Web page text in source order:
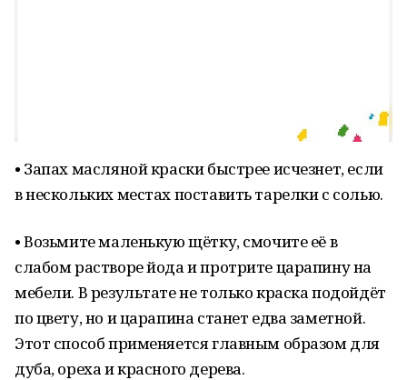
• Запах масляной краски быстрее исчезнет, если
в нескольких местах поставить тарелки с солью.
• Возьмите маленькую щётку, смочите её в
слабом растворе йода и протрите царапину на
мебели. В результате не только краска подойдёт
по цвету, но и царапина станет едва заметной.
Этот способ применяется главным образом для
дуба, ореха и красного дерева.